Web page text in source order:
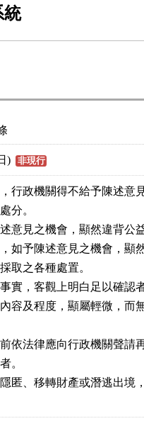
統
) 非現行
行政機關得不給予陳述意
分。
意見之機會，顯然違背公
如予陳述意見之機會，顯
取之各種處置。
實，客觀上明白足以確認
容及程度，顯屬輕微，而
依法律應向行政機關聲請
。
匿、移轉財產或潛逃出境